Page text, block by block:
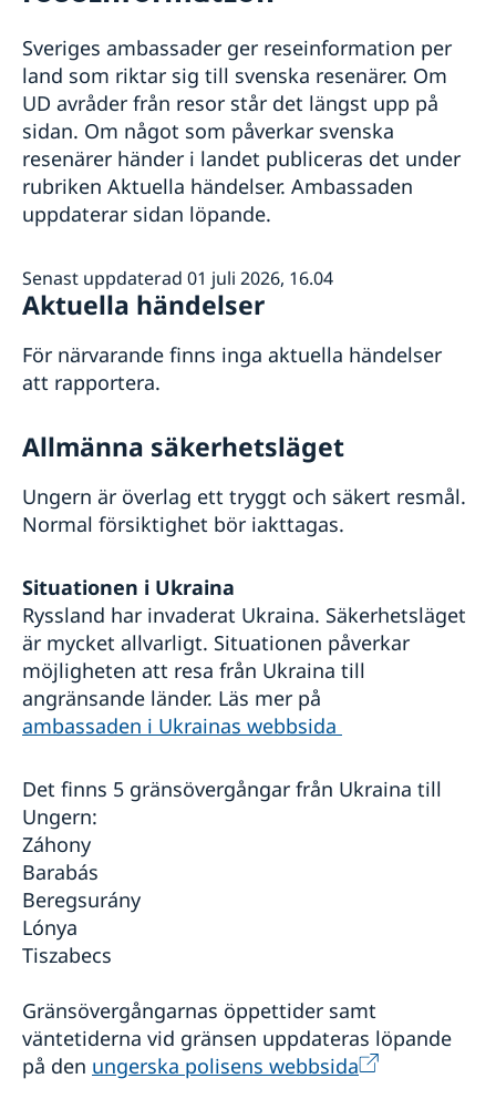
Akut hjälp
Pass i Ungern
Boka tid för pass och nationellt ID-kort i Ungern
Pass och nationellt ID-kort för vuxen
Pass och nationellt ID-kort för barn
Hjälp kring medborgarskap
Gifta sig i Ungern
Avgifter
Översättningar och legaliseringar
Aktuella händelser
Allmänna säkerhetsläget
Terrorism
Naturförhållanden och katastrofer
In- och utresebestämmelser
Hälso- och sjukvård
Kriminalitet och personlig säkerhet
Trafiksäkerhet
Service för svenska företag
Sveriges ambassader ger reseinformation per
land som riktar sig till svenska resenärer. Om
UD avråder från resor står det längst upp på
sidan. Om något som påverkar svenska
resenärer händer i landet publiceras det under
rubriken Aktuella händelser. Ambassaden
uppdaterar sidan löpande.
Senast uppdaterad 01 juli 2026, 16.04
Aktuella händelser
För närvarande finns inga aktuella händelser
att rapportera.
Allmänna säkerhetsläget
Ungern är överlag ett tryggt och säkert resmål.
Normal försiktighet bör iakttagas.
Situationen i Ukraina
Ryssland har invaderat Ukraina. Säkerhetsläget
är mycket allvarligt. Situationen påverkar
möjligheten att resa från Ukraina till
angränsande länder. Läs mer på
ambassaden i Ukrainas webbsida
Det finns 5 gränsövergångar från Ukraina till
Ungern:
Záhony
Barabás
Beregsurány
Lónya
Tiszabecs
Gränsövergångarnas öppettider samt
väntetiderna vid gränsen uppdateras löpande
på den ungerska polisens webbsida